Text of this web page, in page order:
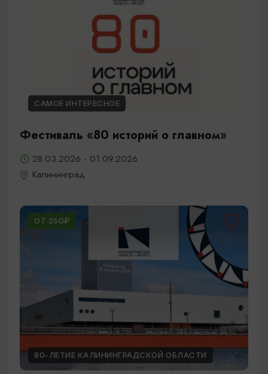
САМОЕ ИНТЕРЕСНОЕ
Фестиваль «80 историй о главном»
28.03.2026 - 01.09.2026
Калининград
ОТ 250₽
80-ЛЕТИЕ КАЛИНИНГРАДСКОЙ ОБЛАСТИ